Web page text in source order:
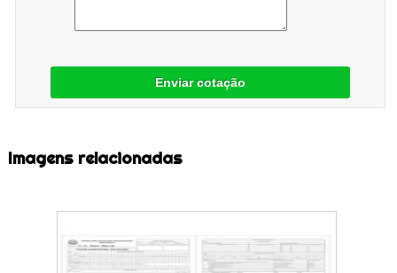
Enviar cotação
Imagens relacionadas